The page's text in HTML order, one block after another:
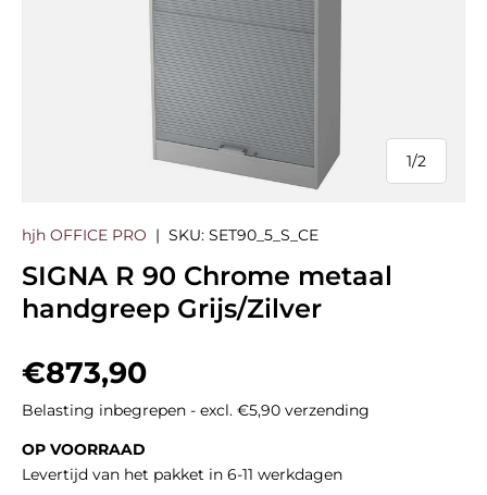
1/
van
2
hjh OFFICE PRO | SKU: SET90_5_S_CE
SIGNA R 90 Chrome metaal
handgreep Grijs/Zilver
Reguliere prijs
€873,90
Belasting inbegrepen - excl. €5,90 verzending
OP VOORRAAD
Levertijd van het pakket in 6-11 werkdagen